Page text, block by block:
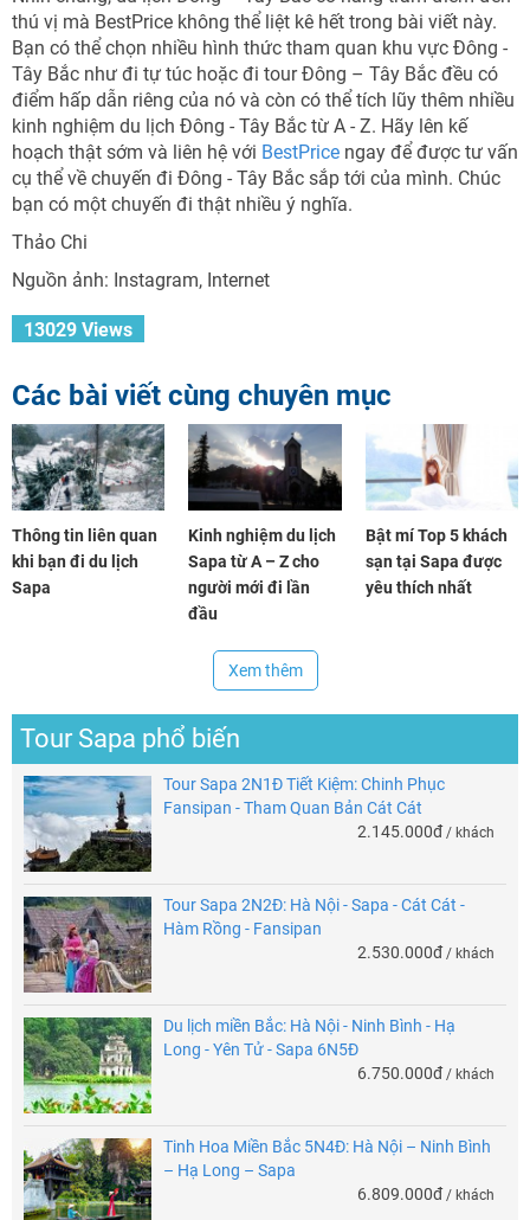
thú vị mà BestPrice không thể liệt kê hết trong bài viết này.
Bạn có thể chọn nhiều hình thức tham quan khu vực Đông -
Tây Bắc như đi tự túc hoặc đi tour Đông – Tây Bắc đều có
điểm hấp dẫn riêng của nó và còn có thể tích lũy thêm nhiều
kinh nghiệm du lịch Đông - Tây Bắc từ A - Z. Hãy lên kế
hoạch thật sớm và liên hệ với BestPrice ngay để được tư vấn
cụ thể về chuyến đi Đông - Tây Bắc sắp tới của mình. Chúc
bạn có một chuyến đi thật nhiều ý nghĩa.
Thảo Chi
Nguồn ảnh: Instagram, Internet
13029 Views
Các bài viết cùng chuyên mục
Thông tin liên quan
khi bạn đi du lịch
Sapa
Kinh nghiệm du lịch
Sapa từ A – Z cho
người mới đi lần
đầu
Bật mí Top 5 khách
sạn tại Sapa được
yêu thích nhất
Xem thêm
Tour Sapa phổ biến
Tour Sapa 2N1Đ Tiết Kiệm: Chinh Phục
Fansipan - Tham Quan Bản Cát Cát
2.145.000đ / khách
Tour Sapa 2N2Đ: Hà Nội - Sapa - Cát Cát -
Hàm Rồng - Fansipan
2.530.000đ / khách
Du lịch miền Bắc: Hà Nội - Ninh Bình - Hạ
Long - Yên Tử - Sapa 6N5Đ
6.750.000đ / khách
Tinh Hoa Miền Bắc 5N4Đ: Hà Nội – Ninh Bình
– Hạ Long – Sapa
6.809.000đ / khách